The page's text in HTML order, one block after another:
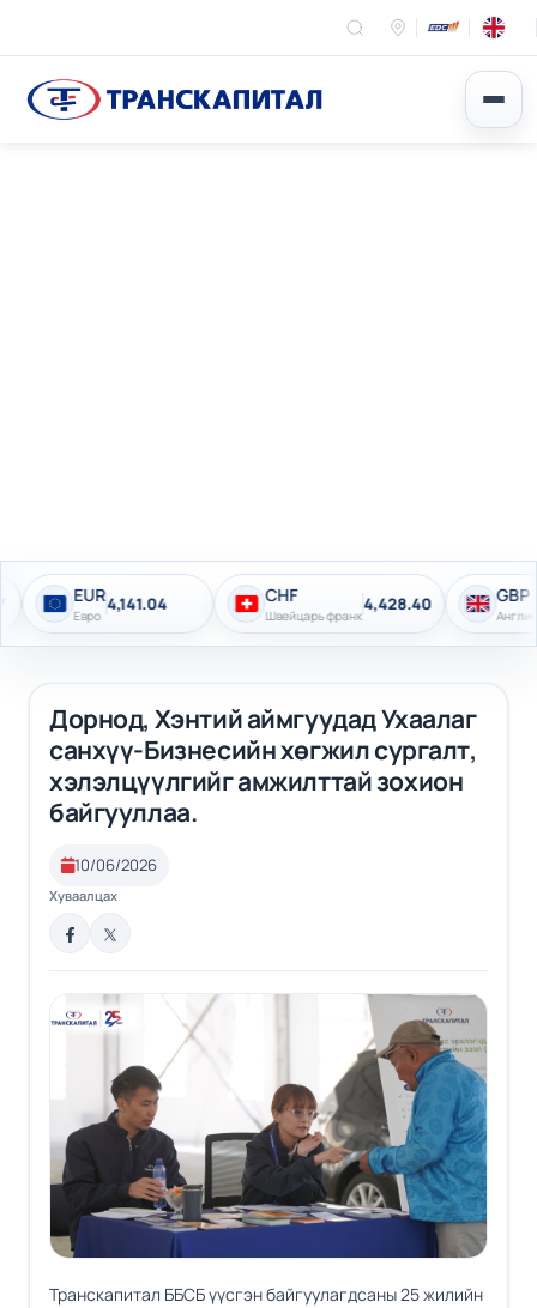
EUR
Евро
4,141.04 CHF
Швейцарь франк
4,428.40 GBP
Английн фунт
Дорнод, Хэнтий аймгуудад Ухаалаг
санхүү-Бизнесийн хөгжил сургалт,
хэлэлцүүлгийг амжилттай зохион
байгууллаа.
10/06/2026
Хуваалцах
Транскапитал ББСБ үүсгэн байгуулагдсаны 25 жилийн